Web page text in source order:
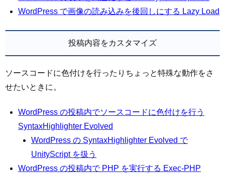
WordPress で画像の読み込みを後回しにする Lazy Load
投稿内容をカスタマイズ
ソースコードに色付けを行ったりちょっと特殊な動作をさ
せたいときに。
WordPress の投稿内でソースコードに色付けを行う
SyntaxHighlighter Evolved
WordPress の SyntaxHighlighter Evolved で
UnityScript を扱う
WordPress の投稿内で PHP を実行する Exec-PHP